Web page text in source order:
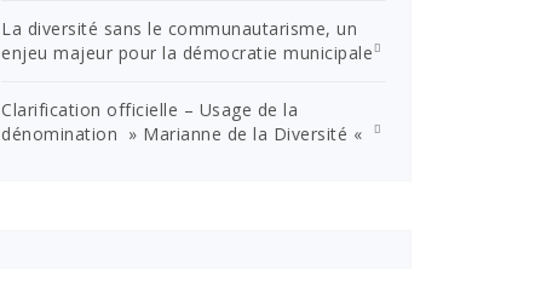
La diversité sans le communautarisme, un
enjeu majeur pour la démocratie municipale
Clarification officielle – Usage de la
dénomination » Marianne de la Diversité «